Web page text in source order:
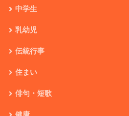
中学生
乳幼児
伝統行事
住まい
俳句・短歌
健康